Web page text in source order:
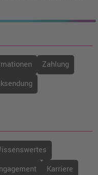
Zahlung
Karriere